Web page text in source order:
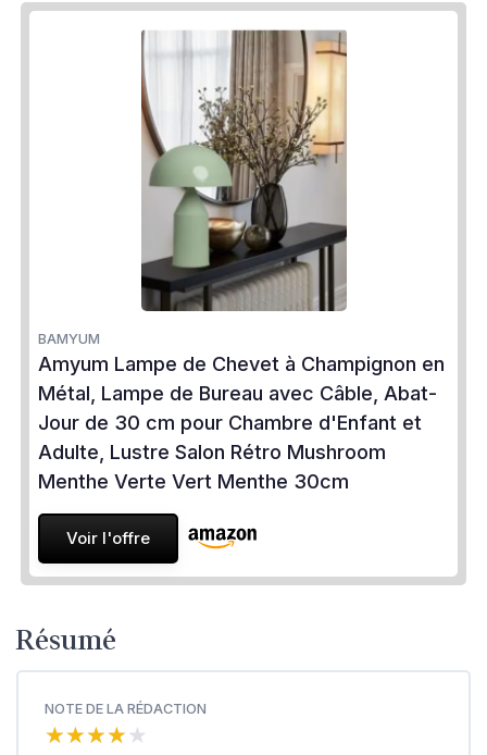
BAMYUM
Amyum Lampe de Chevet à Champignon en
Métal, Lampe de Bureau avec Câble, Abat-
Jour de 30 cm pour Chambre d'Enfant et
Adulte, Lustre Salon Rétro Mushroom
Menthe Verte Vert Menthe 30cm
Voir l'offre
Résumé
NOTE DE LA RÉDACTION
★★★★★
★★★★★